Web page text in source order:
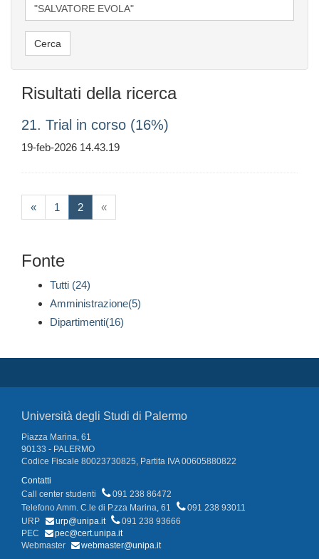
Risultati della ricerca
21. Trial in corso (16%)
19-feb-2026 14.43.19
« 1 2(current)
«
Fonte
Tutti (24)
Amministrazione(5)
Dipartimenti(16)
Università degli Studi di Palermo
Piazza Marina, 61
90133 - PALERMO
Codice Fiscale 80023730825, Partita IVA 00605880822
Contatti
Call center studenti
091 238 86472
Telefono Amm. C.le di P.zza Marina, 61
091 238 93011
URP
urp@unipa.it
091 238 93666
PEC
pec@cert.unipa.it
Webmaster
webmaster@unipa.it